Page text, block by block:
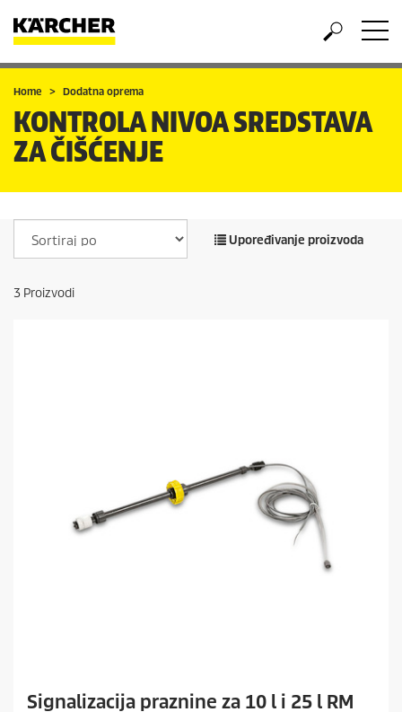
Home Dodatna oprema
KONTROLA NIVOA SREDSTAVA
ZA ČIŠĆENJE
Upoređivanje proizvoda
3 Proizvodi
Signalizacija praznine za 10 l i 25 l RM